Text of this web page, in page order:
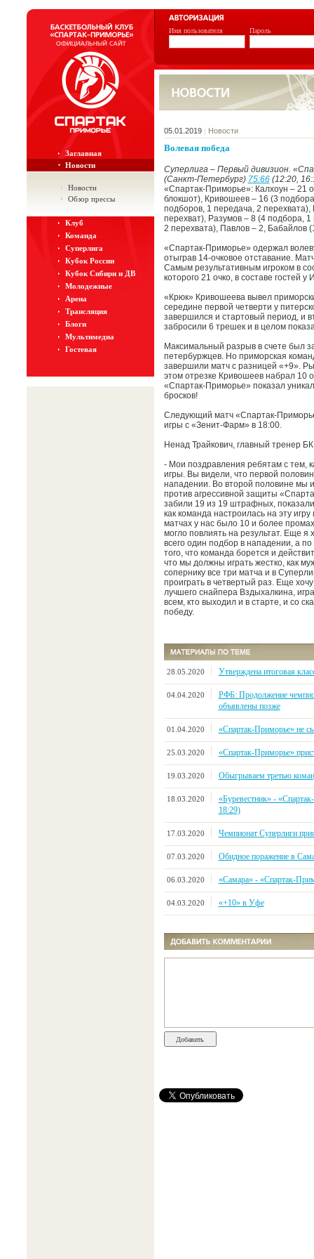
Имя пользователя Пароль
Заглавная
Новости
Новости
Обзор прессы
Клуб
Команда
Суперлига
Кубок России
Кубок Сибири и ДВ
Молодежные
Арена
Трансляция
Блоги
Мультимедиа
Гостевая
05.01.2019 | Новости
Волевая победа
Суперлига – Первый дивизион.
(Санкт-Петербург) 75:66(12:20,
«Спартак-Приморье»: Калхоун – 21
блокшот), Кривошеев – 16 (3
подборов, 1 передача, 2
перехват), Разумов – 8 (4 подбора,
2 перехвата), Павлов – 2, Бабайлов
«Спартак-Приморье» одержал
отыграв 14-очковое отставание.
Самым результативным игроком в
которого 21 очко, в составе гостей
«Крюк» Кривошеева вывел
середине первой четверти у
завершился и стартовый период, и
забросили 6 трешек и в целом
Максимальный разрыв в счете был
петербуржцев. Но приморская
завершили матч с разницей «+9».
этом отрезке Кривошеев набрал 10
«Спартак-Приморье» показал
бросков!
Следующий матч «Спартак-
игры с «Зенит-Фарм» в 18:00.
Ненад Трайкович, главный тренер
- Мои поздравления ребятам с тем,
игры. Вы видели, что первой
нападении. Во второй половине мы
против агрессивной защиты
забили 19 из 19 штрафных,
как команда настроилась на эту
матчах у нас было 10 и более
могло повлиять на результат. Еще я
всего один подбор в нападении, а
того, что команда борется и
что мы должны играть жестко, как
сопернику все три матча и в
проиграть в четвертый раз. Еще
лучшего снайпера Вздыхалкина,
всем, кто выходил и в старте, и со
победу.
28.05.2020 Утверждена итоговая
04.04.2020
РФБ: Продолжение
объявлены позже
01.04.2020 «Спартак-Приморье» не
25.03.2020 «Спартак-Приморье»
19.03.2020 Обыгрываем третью
18.03.2020
«Буревестник» -
18:29)
17.03.2020 Чемпионат Суперлиги
07.03.2020 Обидное поражение в
06.03.2020 «Самара» - «Спартак-
04.03.2020 «+10» в Уфе